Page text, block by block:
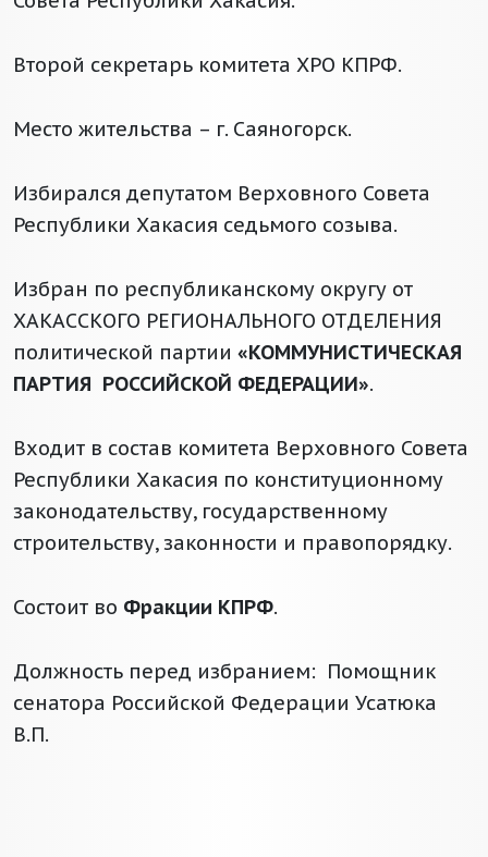
Второй секретарь комитета ХРО КПРФ.
Место жительства – г. Саяногорск.
Избирался депутатом Верховного Совета
Республики Хакасия седьмого созыва.
Избран по республиканскому округу от
ХАКАССКОГО РЕГИОНАЛЬНОГО ОТДЕЛЕНИЯ
политической партии «КОММУНИСТИЧЕСКАЯ
ПАРТИЯ РОССИЙСКОЙ ФЕДЕРАЦИИ».
Входит в состав комитета Верховного Совета
Республики Хакасия по конституционному
законодательству, государственному
строительству, законности и правопорядку.
Состоит во Фракции КПРФ.
Должность перед избранием: Помощник
сенатора Российской Федерации Усатюка
В.П.